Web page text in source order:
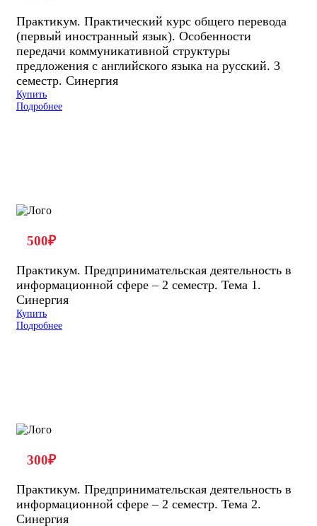
Практикум. Практический курс общего перевода
(первый иностранный язык). Особенности
передачи коммуникативной структуры
предложения с английского языка на русский. 3
семестр. Синергия
Купить
Подробнее
500₽
Практикум. Предпринимательская деятельность в
информационной сфере – 2 семестр. Тема 1.
Синергия
Купить
Подробнее
300₽
Практикум. Предпринимательская деятельность в
информационной сфере – 2 семестр. Тема 2.
Синергия